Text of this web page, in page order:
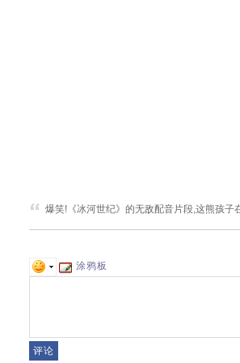
爆笑!《冰河世纪》的无敌配音片段,这熊孩子
涂鸦板